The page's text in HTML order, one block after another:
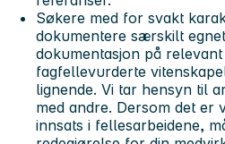
Søkere med for svakt
dokumentere særskilt
dokumentasjon på
fagfellevurderte
lignende. Vi tar hensyn til
med andre. Dersom det er
innsats i fellesarbeidene,